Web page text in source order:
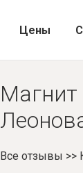
Цены
Магнит
Все отзывы >>